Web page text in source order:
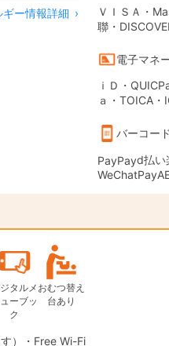
ギー情報詳細 ›
ＶＩＳＡ・
聯・
電子マネ
ｉＤ・
ａ・TOICA
バーコー
PayPayd払い
WeChatPay
タルメ
ーブッ
ク
おむつ替え
台あり
）・Free Wi-Fi